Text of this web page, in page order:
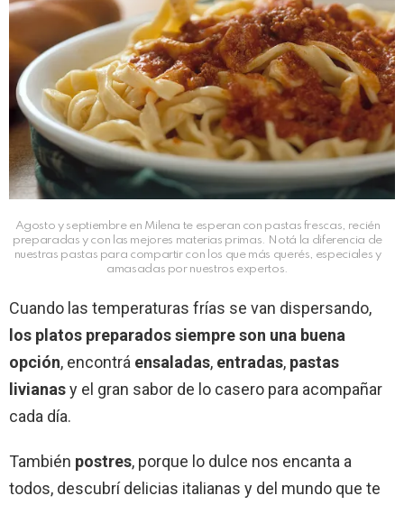
Agosto y septiembre en Milena te esperan con pastas frescas, recién
preparadas y con las mejores materias primas. Notá la diferencia de
nuestras pastas para compartir con los que más querés, especiales y
amasadas por nuestros expertos.
Cuando las temperaturas frías se van dispersando,
los platos preparados siempre son una buena
opción, encontrá ensaladas, entradas, pastas
livianasy el gran sabor de lo casero para acompañar
cada día.
También postres, porque lo dulce nos encanta a
todos, descubrí delicias italianas y del mundo que te